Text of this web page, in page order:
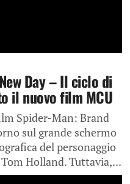
Day – Il ciclo di
il nuovo film MCU
Spider-Man: Brand
sul grande schermo
del personaggio
Holland. Tuttavia,...